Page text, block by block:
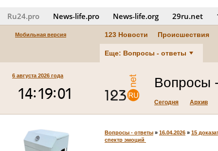
Ru24.pro News‑life.pro News‑life.org 29ru.net
Мобильная версия 123 Новости Происшествия
Еще: Вопросы - ответы
6 августа 2026 года Вопросы
Сегодня Архив
Вопросы - ответы » 16.04.2026 » 15
спектр эмоций